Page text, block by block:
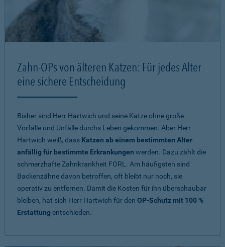
Zahn-OPs von älteren Katzen: Für jedes Alter
eine sichere Entscheidung
Bisher sind Herr Hartwich und seine Katze ohne große
Vorfälle und Unfälle durchs Leben gekommen. Aber Herr
Hartwich weiß, dass Katzen ab einem bestimmten Alter
anfällig für bestimmte Erkrankungen werden. Dazu zählt die
schmerzhafte Zahnkrankheit FORL. Am häufigsten sind
Backenzähne davon betroffen, oft bleibt nur noch, sie
operativ zu entfernen. Damit die Kosten für ihn überschaubar
bleiben, hat sich Herr Hartwich für den OP-Schutz mit 100 %
Erstattung entschieden.